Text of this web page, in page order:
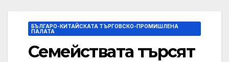
БЪЛГАРО-КИТАЙСКАТА ТЪРГОВСКО-ПРОМИШЛЕНА
ПАЛАТА
Семействата търсят